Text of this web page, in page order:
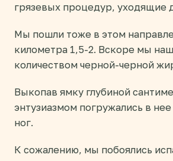
грязевых процедур, уходящие
Мы пошли тоже в этом
километра 1,5-2. Вскоре мы
количеством черной-черной
Выкопав ямку глубиной
энтузиазмом погружались в
ног.
К сожалению, мы побоялись